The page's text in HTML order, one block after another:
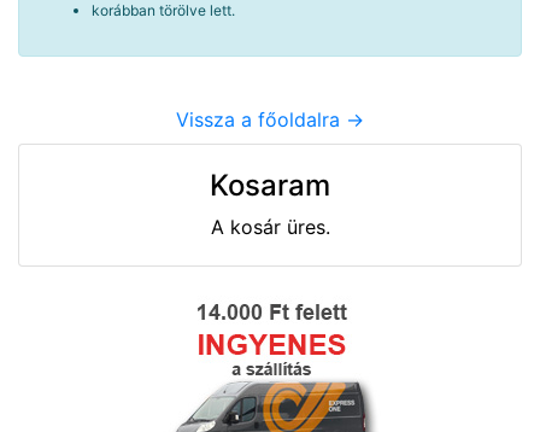
korábban törölve lett.
Vissza a főoldalra ->
Kosaram
A kosár üres.